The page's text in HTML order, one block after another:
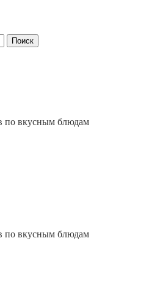
по вкусным блюдам
по вкусным блюдам